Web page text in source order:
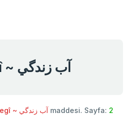
âbı zindegî ~ آب زندگي
âbı zindegî ~ آب زندگي maddesi. Sayfa: 2